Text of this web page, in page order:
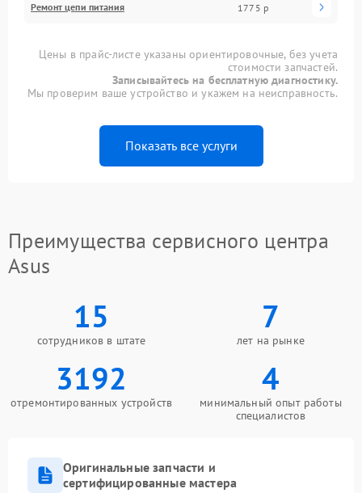
Ремонт цепи питания 1775 р
Цены в прайс-листе указаны ориентировочные, без учета
стоимости запчастей.
Записывайтесь на бесплатную диагностику.
Мы проверим ваше устройство и укажем на неисправность.
Показать все услуги
Преимущества сервисного центра
Asus
15
сотрудников в штате
7
лет на рынке
3192
отремонтированных устройств
4
минимальный опыт работы
специалистов
Оригинальные запчасти и
сертифицированные мастера